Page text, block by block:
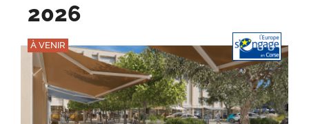
2026
À VENIR